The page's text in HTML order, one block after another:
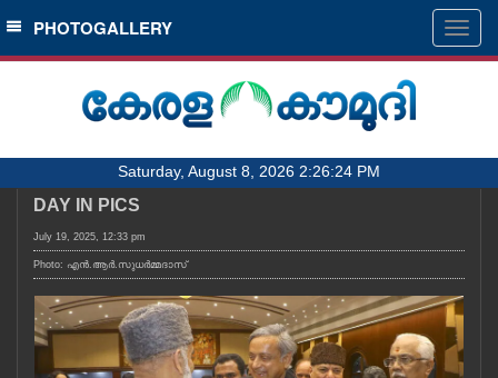
SECTIONS
HOME
NOTIFIED NEWS
KERALA
LOCAL
PHOTOGALLERY
Saturday, August 8, 2026 2:26:24 PM
DAY IN PICS
July 19, 2025, 12:33 pm
Photo: എൻ.ആർ.സുധർമ്മദാസ്